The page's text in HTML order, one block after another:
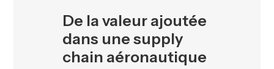
De la valeur ajoutée
dans une supply
chain aéronautique